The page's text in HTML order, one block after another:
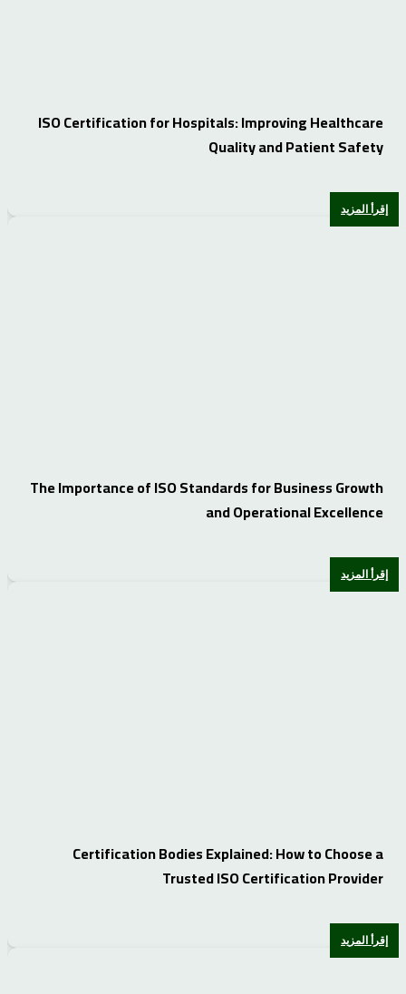
ISO Certification for Hospitals: Improving Healthcare
Quality and Patient Safety
إقرأ المزيد
The Importance of ISO Standards for Business Growth
and Operational Excellence
إقرأ المزيد
Certification Bodies Explained: How to Choose a
Trusted ISO Certification Provider
إقرأ المزيد